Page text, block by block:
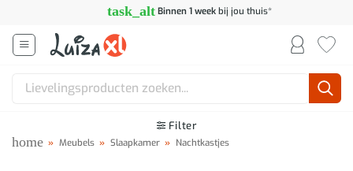
inhoud
task_alt Binnen 1 weekbij jou thuis*
Zoeken
Filter
home » Meubels » Slaapkamer » Nachtkastjes